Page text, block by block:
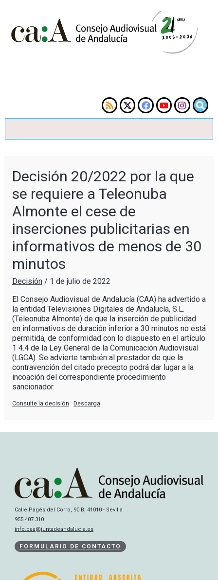
Decisión 20/2022 por la que
se requiere a Teleonuba
Almonte el cese de
inserciones publicitarias en
informativos de menos de 30
minutos
Decisión/ 1 de julio de 2022
El Consejo Audiovisual de Andalucía (CAA) ha advertido a
la entidad Televisiones Digitales de Andalucía, S.L.
(Teleonuba Almonte) de que la inserción de publicidad
en informativos de duración inferior a 30 minutos no está
permitida, de conformidad con lo dispuesto en el artículo
1 4.4 de la Ley General de la Comunicación Audiovisual
(LGCA). Se advierte también al prestador de que la
contravención del citado precepto podrá dar lugar a la
incoación del correspondiente procedimiento
sancionador.
Consulte la decisión Descarga
Calle Pagés del Corro, 90 B, 41010 - Sevilla
955 407 310
info.caa@juntadeandalucia.es
FORMULARIO DE CONTACTO